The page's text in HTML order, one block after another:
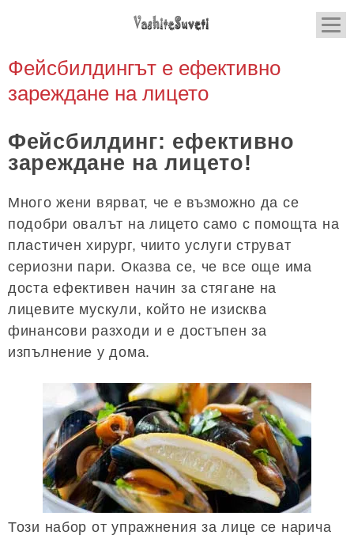
Фейсбилдингът е ефективно
зареждане на лицето
Фейсбилдинг: ефективно
зареждане на лицето!
Много жени вярват, че е възможно да се
подобри овалът на лицето само с помощта на
пластичен хирург, чиито услуги струват
сериозни пари. Оказва се, че все още има
доста ефективен начин за стягане на
лицевите мускули, който не изисква
финансови разходи и е достъпен за
изпълнение у дома.
Този набор от упражнения за лице се нарича